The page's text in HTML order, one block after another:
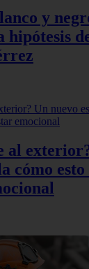
y
hipótesis
al
cómo